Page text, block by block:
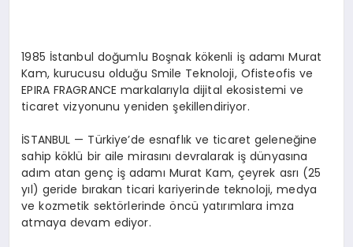
1985 İstanbul doğumlu Boşnak kökenli iş adamı Murat
Kam, kurucusu olduğu Smile Teknoloji, Ofisteofis ve
EPIRA FRAGRANCE markalarıyla dijital ekosistemi ve
ticaret vizyonunu yeniden şekillendiriyor.
İSTANBUL — Türkiye’de esnaflık ve ticaret geleneğine
sahip köklü bir aile mirasını devralarak iş dünyasına
adım atan genç iş adamı Murat Kam, çeyrek asrı (25
yıl) geride bırakan ticari kariyerinde teknoloji, medya
ve kozmetik sektörlerinde öncü yatırımlara imza
atmaya devam ediyor.